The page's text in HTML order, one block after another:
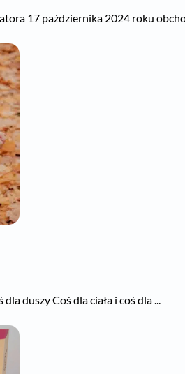
17 października 2024 roku
duszy Coś dla ciała i coś dla ...